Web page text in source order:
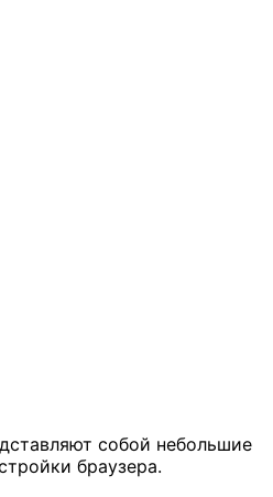
собой небольшие
браузера.